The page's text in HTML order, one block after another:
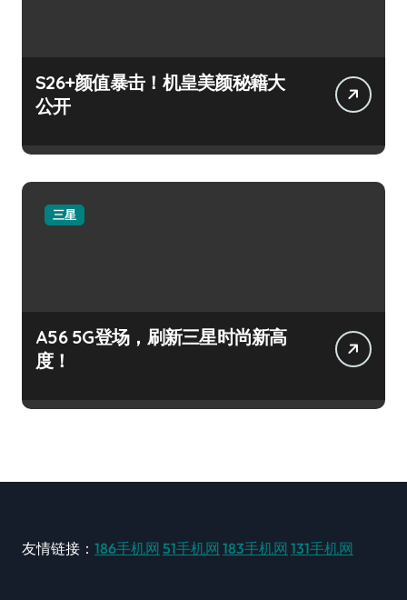
S26+颜值暴击！机皇美颜秘籍大
公开
三星
A56 5G登场，刷新三星时尚新高
度！
友情链接： 186手机网 51手机网 183手机网 131手机网